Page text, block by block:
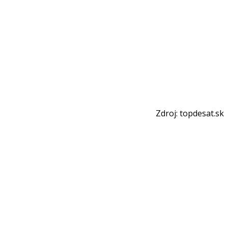
Zdroj: topdesat.sk